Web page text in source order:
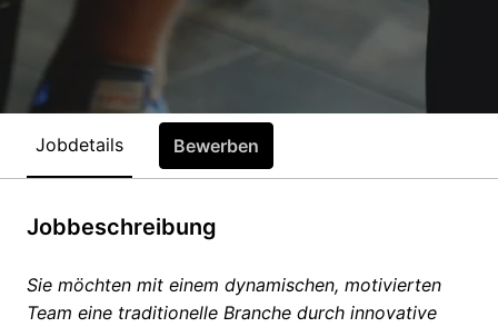
Jobdetails Bewerben
Jobbeschreibung
Sie möchten mit einem dynamischen, motivierten
Team eine traditionelle Branche durch innovative